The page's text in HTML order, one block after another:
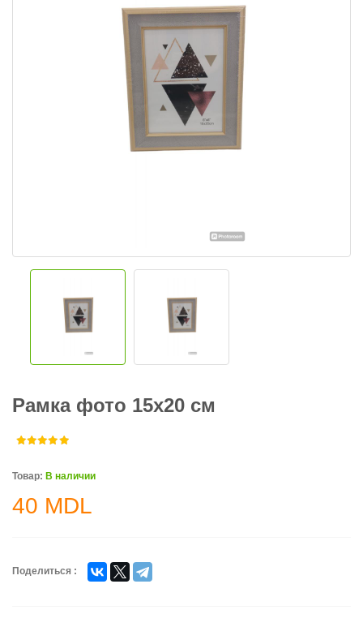
Рамка фото 15x20 см
Товар: В наличии
40 MDL
Поделиться :